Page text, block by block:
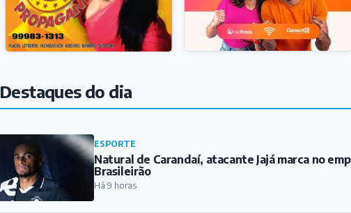
Destaques do dia
ESPORTE
Natural de Carandaí, atacante Jajá marca no
Brasileirão
Há 9 horas